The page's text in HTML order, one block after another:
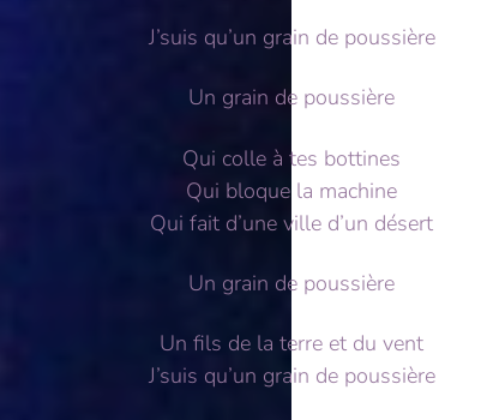
J’suis qu’un grain de poussière
Un grain de poussière
Qui colle à tes bottines
Qui bloque la machine
Qui fait d’une ville d’un désert
Un grain de poussière
Un fils de la terre et du vent
J’suis qu’un grain de poussière